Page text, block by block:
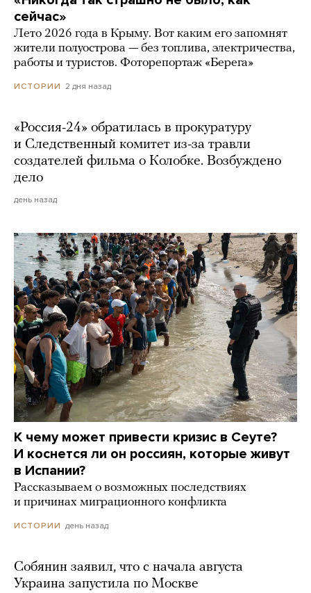
сейчас»
Лето 2026 года в Крыму. Вот каким его запомнят
жители полуострова — без топлива, электричества,
работы и туристов. Фоторепортаж «Берега»
ИСТОРИИ 2 дня назад
«Россия-24» обратилась в прокуратуру
и Следственный комитет из-за травли
создателей фильма о Колобке. Возбуждено
дело
день назад
К чему может привести кризис в Сеуте?
И коснется ли он россиян, которые живут
в Испании?
Рассказываем о возможных последствиях
и причинах миграционного конфликта
ИСТОРИИ день назад
Собянин заявил, что с начала августа
Украина запустила по Москве